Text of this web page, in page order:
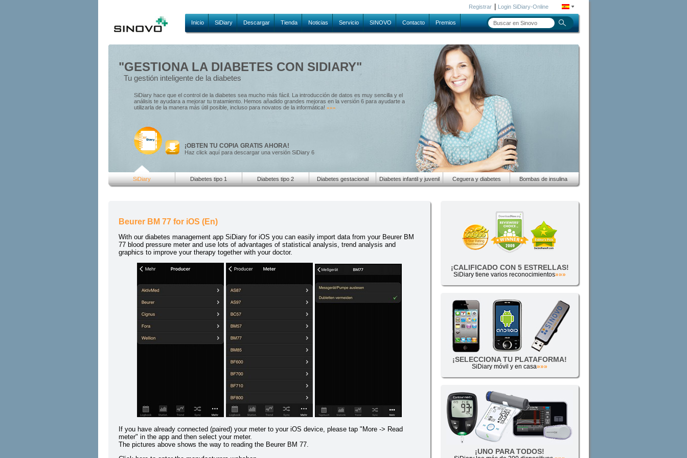
Registrar| Login SiDiary-Online
Inicio SiDiary Descargar Tienda Noticias Servicio SINOVO Contacto Premios
"GESTIONA LA DIABETES CON SIDIARY"
Tu gestión inteligente de la diabetes
SiDiary hace que el control de la diabetes sea mucho más fácil. La introducción de datos es muy sencilla y el
análisis te ayudara a mejorar tu tratamiento. Hemos añadido grandes mejoras en la versión 6 para ayudarte a
utilizarla de la manera más útil posible, incluso para novatos de la informática! »»»
¡OBTEN TU COPIA GRATIS AHORA!
Haz click aquí para descargar una versión SiDiary 6
SiDiary Diabetes tipo 1 Diabetes tipo 2 Diabetes gestacional Diabetes infantil y juvenil Ceguera y diabetes Bombas de insulina
Beurer BM 77 for iOS (En)
With our diabetes management app SiDiary for iOS you can easily import data from your Beurer BM
77 blood pressure meter and use lots of advantages of statistical analysis, trend analysis and
graphics to improve your therapy together with your doctor.
If you have already connected (paired) your meter to your iOS device, please tap "More -> Read
meter" in the app and then select your meter.
The pictures above shows the way to reading the Beurer BM 77.
¡CALIFICADO CON 5 ESTRELLAS!
SiDiary tiene varios reconocimientos»»»
¡SELECCIONA TU PLATAFORMA!
SiDiary móvil y en casa»»»
¡UNO PARA TODOS!